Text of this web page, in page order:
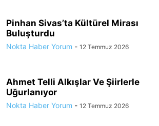
Pinhan Sivas’ta Kültürel Mirası
Buluşturdu
Nokta Haber Yorum - 12 Temmuz 2026
Ahmet Telli Alkışlar Ve Şiirlerle
Uğurlanıyor
Nokta Haber Yorum - 12 Temmuz 2026